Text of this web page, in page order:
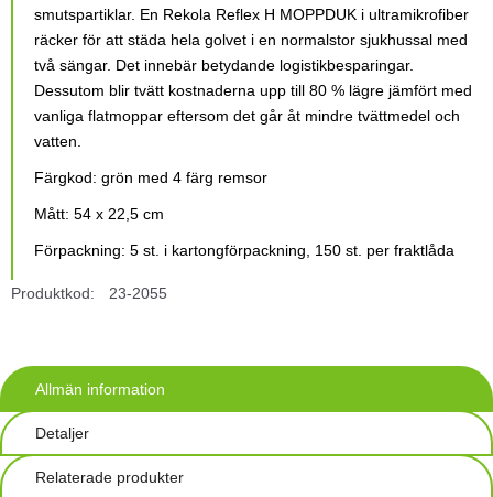
smutspartiklar. En Rekola Reflex H MOPPDUK i ultramikrofiber
räcker för att städa hela golvet i en normalstor sjukhussal med
två sängar. Det innebär betydande logistikbesparingar.
Dessutom blir tvätt kostnaderna upp till 80 % lägre jämfört med
vanliga flatmoppar eftersom det går åt mindre tvättmedel och
vatten.
Färgkod: grön med 4 färg remsor
Mått: 54 x 22,5 cm
Förpackning: 5 st. i kartongförpackning, 150 st. per fraktlåda
Produktkod: 23-2055
Allmän information
Detaljer
Relaterade produkter